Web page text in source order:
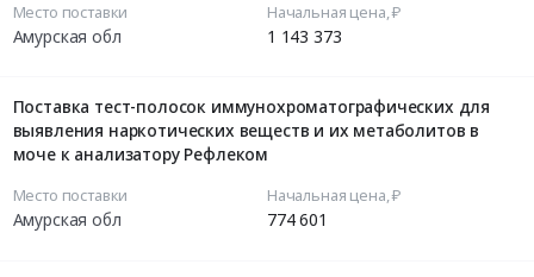
Место поставки
Амурская обл
Начальная цена, ₽
1 143 373
Поставка тест-полосок иммунохроматографических для
выявления наркотических веществ и их метаболитов в
моче к анализатору Рефлеком
Место поставки
Амурская обл
Начальная цена, ₽
774 601